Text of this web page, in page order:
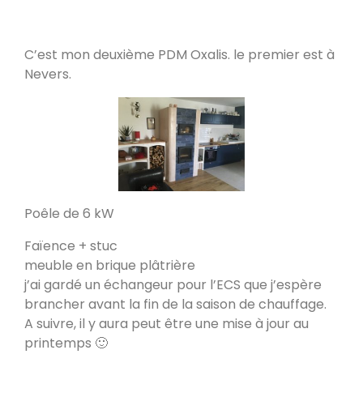
Granville 50400
PDM modèle S
Urmatt 67280
Devay 58300
Poêle de masse L avec petit banc
chauffant
Heusy
Poêle de Masse
C’est mon deuxième PDM Oxalis. le premier est à
Nevers.
Poêle de 6 kW
Faïence + stuc
meuble en brique plâtrière
j’ai gardé un échangeur pour l’ECS que j’espère
brancher avant la fin de la saison de chauffage.
A suivre, il y aura peut être une mise à jour au
printemps 🙂